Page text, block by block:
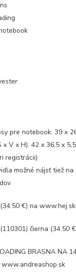
pre notebook: 39 x
V x H): 42 x 36,5 x
registrácii)
možné nájsť tiež na
€) na www.hej.sk
čierna (34.50
BRASNA NA
www.andreashop.sk